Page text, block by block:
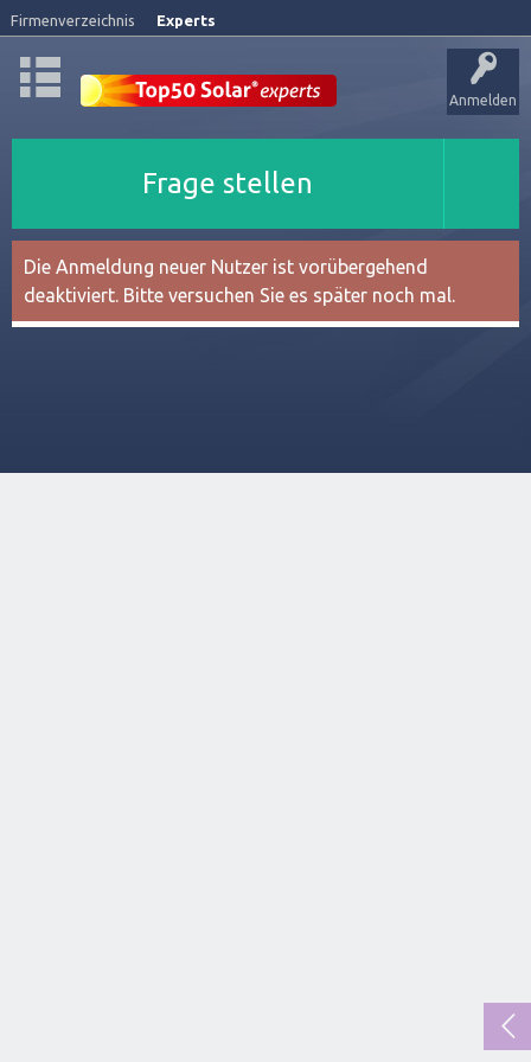
Firmenverzeichnis Experts
Anmelden
Frage stellen
Die Anmeldung neuer Nutzer ist vorübergehend
deaktiviert. Bitte versuchen Sie es später noch mal.